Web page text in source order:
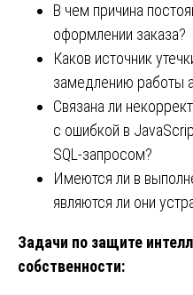
В чем причина
оформлении заказа?
Каков источник
замедлению работы
Связана ли
с ошибкой в
SQL-запросом?
Имеются ли в
являются ли они
Задачи по защите
собственности: